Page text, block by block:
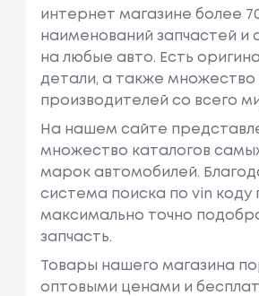
интернет магазине более
наименований запчастей и
на любые авто. Есть
детали, а также множество
производителей со всего
На нашем сайте
множество каталогов
марок автомобилей.
система поиска по vin коду
максимально точно
запчасть.
Товары нашего магазина
оптовыми ценами и